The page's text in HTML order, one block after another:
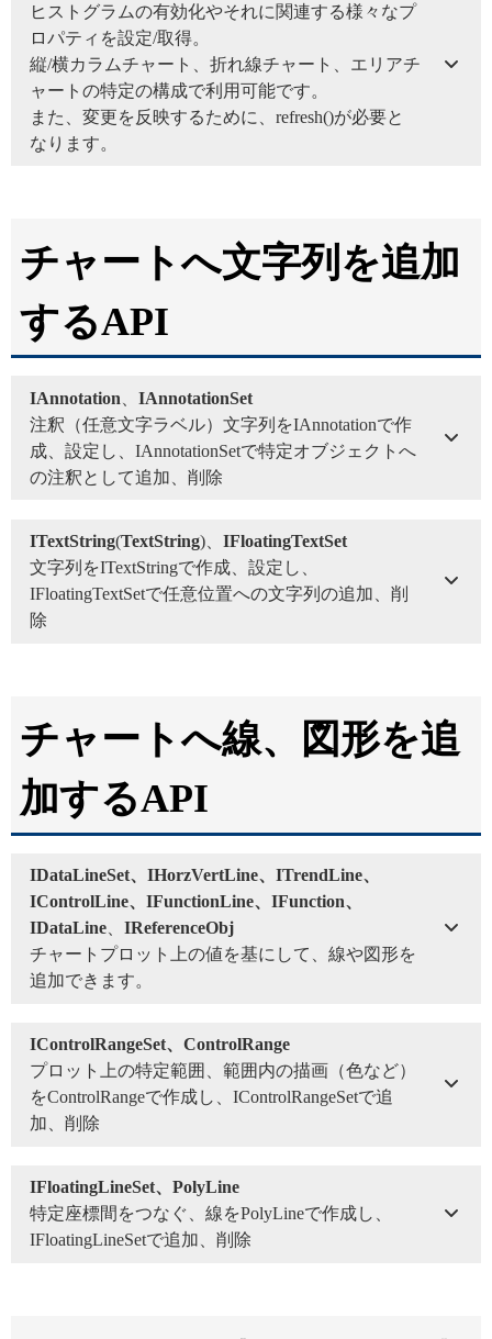
ヒストグラムの有効化やそれに関連する様々なプ
ロパティを設定/取得。
縦/横カラムチャート、折れ線チャート、エリアチ
ャートの特定の構成で利用可能です。
また、変更を反映するために、refresh()が必要と
なります。
チャートへ文字列を追加
するAPI
IAnnotation 、IAnnotationSet
注釈（任意文字ラベル）文字列をIAnnotationで作
成、設定し、IAnnotationSetで特定オブジェクトへ
の注釈として追加、削除
ITextString(TextString)、IFloatingTextSet
文字列をITextStringで作成、設定し、
IFloatingTextSetで任意位置への文字列の追加、削
除
チャートへ線、図形を追
加するAPI
IDataLineSet、IHorzVertLine、ITrendLine、
IControlLine、IFunctionLine、IFunction、
IDataLine 、IReferenceObj
チャートプロット上の値を基にして、線や図形を
追加できます。
IControlRangeSet、ControlRange
プロット上の特定範囲、範囲内の描画（色など）
をControlRangeで作成し、IControlRangeSetで追
加、削除
IFloatingLineSet、PolyLine
特定座標間をつなぐ、線をPolyLineで作成し、
IFloatingLineSetで追加、削除